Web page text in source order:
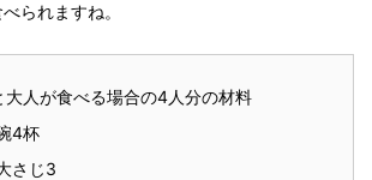
られますね。
大人が食べる場合の4人分の材料
4杯
さじ3